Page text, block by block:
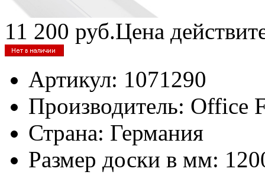
11 200 руб.Цена
Артикул: 1071290
Производитель: Office
Страна: Германия
Размер доски в мм: